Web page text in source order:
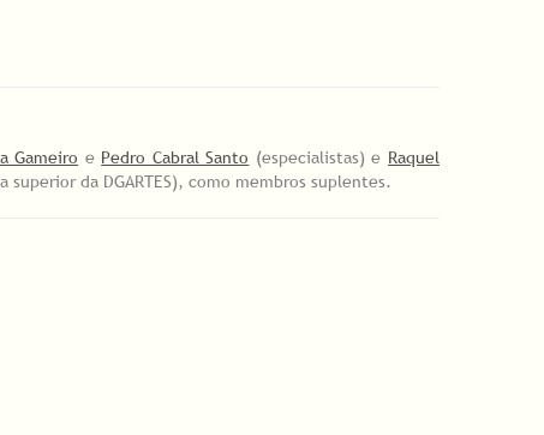
Gameiro e Pedro Cabral Santo (especialistas) e Raquel
superior da DGARTES), como membros suplentes.